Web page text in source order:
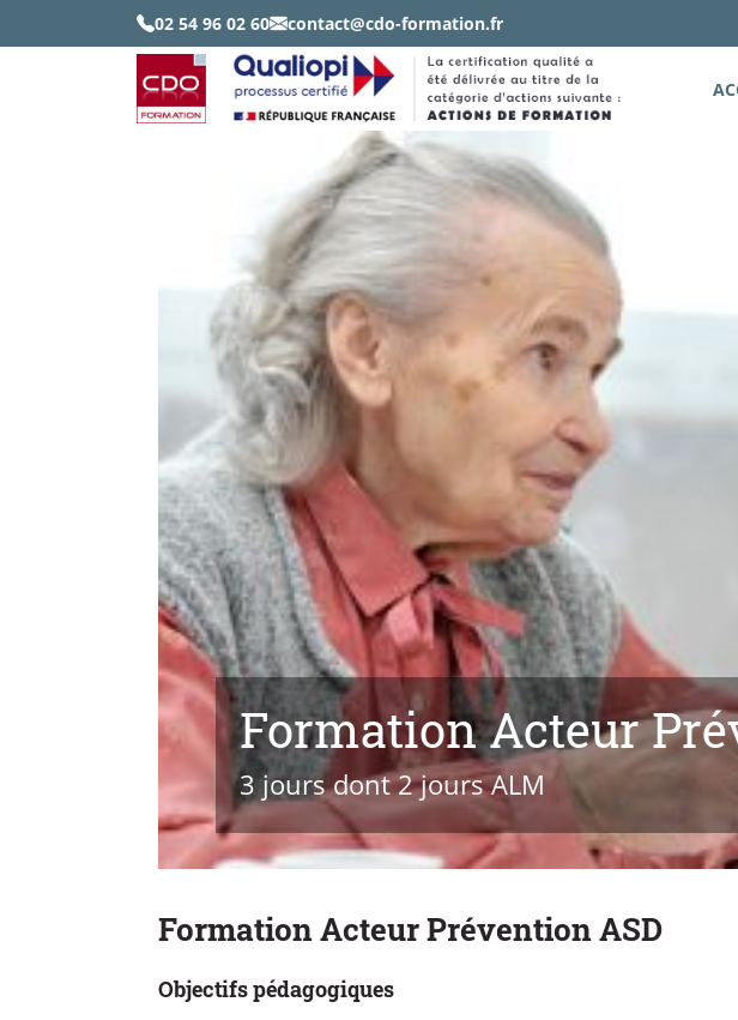
02 54 96 02 60 contact@cdo-formation.fr
Formation Acteur
3 jours dont 2 jours ALM
Formation Acteur Prévention ASD
Objectifs pédagogiques